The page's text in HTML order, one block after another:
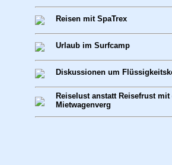
Reisen mit SpaTrex
Urlaub im Surfcamp
Diskussionen um
Reiselust anstatt Reisefrust mit
Mietwagenverg